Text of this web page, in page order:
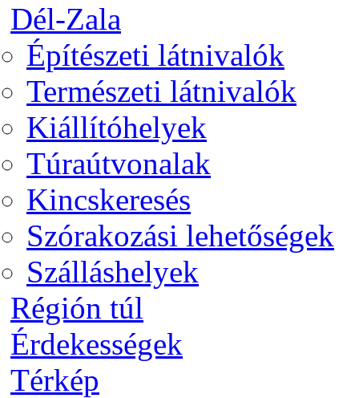
Dél-Zala
Építészeti látnivalók
Természeti látnivalók
Kiállítóhelyek
Túraútvonalak
Kincskeresés
Szórakozási lehetőségek
Szálláshelyek
Régión túl
Érdekességek
Térkép